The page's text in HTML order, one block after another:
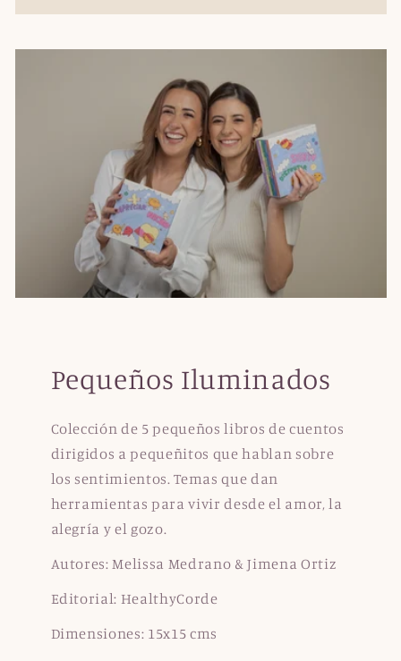
Pequeños Iluminados
Colección de 5 pequeños libros de cuentos
dirigidos a pequeñitos que hablan sobre
los sentimientos. Temas que dan
herramientas para vivir desde el amor, la
alegría y el gozo.
Autores: Melissa Medrano & Jimena Ortiz
Editorial: HealthyCorde
Dimensiones: 15x15 cms